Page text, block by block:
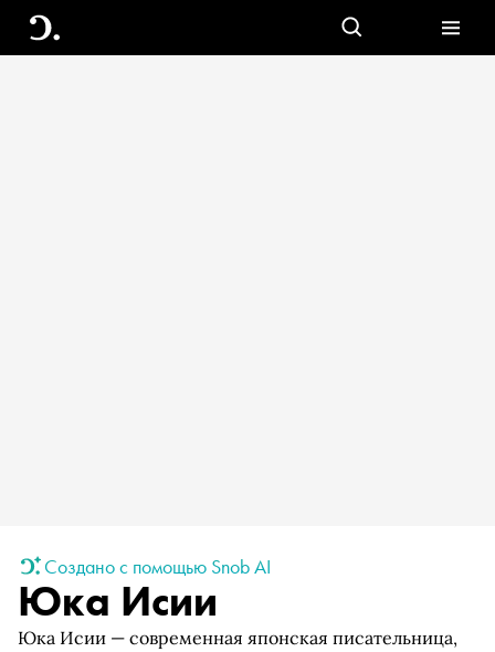
Создано с помощью Snob AI
Юка Исии
Юка Исии — современная японская писательница,